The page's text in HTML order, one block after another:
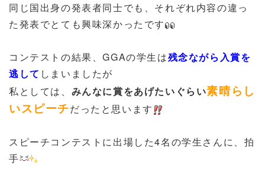
同じ国出身の発表者同士でも、それぞれ内容の違っ
た発表でとても興味深かったです
コンテストの結果、GGAの学生は残念ながら入賞を
逃して しまいましたが
私としては、 みんなに賞をあげたい ぐらい素晴らし
いスピーチだったと思います
スピーチコンテストに出場した4名の学生さんに、拍
手